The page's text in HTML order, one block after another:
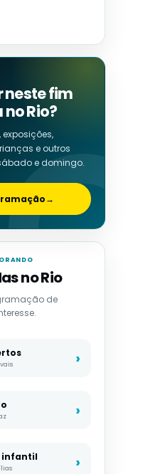
neste fim
Rio?
exposições,
e outros
e domingo.
→
no Rio
de
infantil